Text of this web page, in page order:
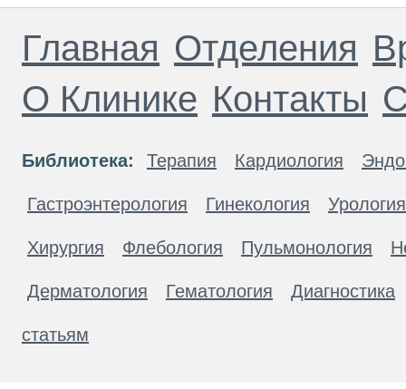
Главная Отделения
О Клинике Контакты
Библиотека: Терапия Кардиология
Гастроэнтерология Гинекология Урология
Хирургия Флебология Пульмонология
Дерматология Гематология Диагностика
статьям